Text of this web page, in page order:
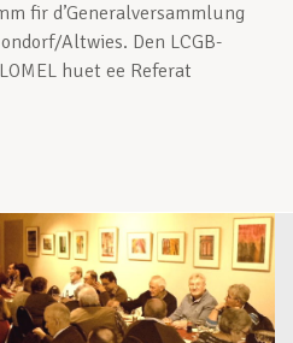
fir d’Generalversammlung
Altwies. Den LCGB-
huet ee Referat